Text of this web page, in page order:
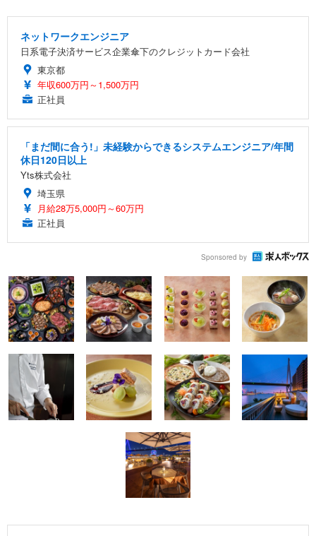
ネットワークエンジニア
日系電子決済サービス企業傘下のクレジットカード会社
東京都
年収600万円～1,500万円
正社員
「まだ間に合う!」未経験からできるシステムエンジニア/年間
休日120日以上
Yts株式会社
埼玉県
月給28万5,000円～60万円
正社員
Sponsored by